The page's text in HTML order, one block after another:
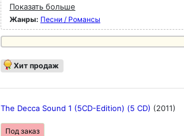
Показать больше
Жанры: Песни / Романсы
Хит продаж
The Decca Sound 1 (5CD-Edition) (5 CD) (2011)
Под заказ